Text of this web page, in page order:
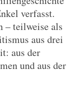
verfasst.
– teilweise als
aus drei
aus der
und aus der